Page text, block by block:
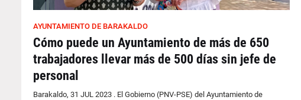
AYUNTAMIENTO DE BARAKALDO
Cómo puede un Ayuntamiento de más de 650
trabajadores llevar más de 500 días sin jefe de
personal
Barakaldo, 31 JUL 2023 . El Gobierno (PNV-PSE) del Ayuntamiento de